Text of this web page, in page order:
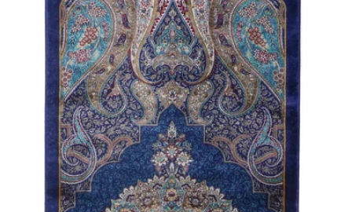
numaralı medyayı pencerede aç